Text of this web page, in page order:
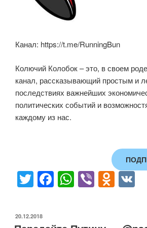
Канал: https://t.me/RunningBun
Колючий Колобок – это, в своем
канал, рассказывающий простым и
последствиях важнейших
политических событий и
каждому из нас.
T
wi
tt
F
a
W
h
Vi
b
O
d
ОПУБЛИКОВАНО
20.12.2018